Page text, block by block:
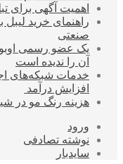
اهمیت آگهی برای
راهنمای خرید
صنعتی
یک عضو رسمی
آن را ندیده است
افزایش درآمد
هزینه رنگ مو در
ورود
نوشته تصادفی
سایدبار